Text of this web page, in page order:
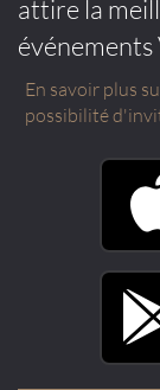
attire la
événements
En savoir plus
possibilité